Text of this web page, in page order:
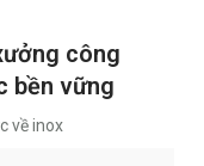
công
bền vững
về inox